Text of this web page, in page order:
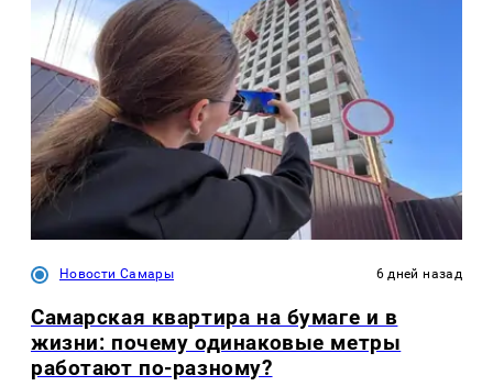
Новости Самары 6 дней назад
Самарская квартира на бумаге и в
жизни: почему одинаковые метры
работают по-разному?